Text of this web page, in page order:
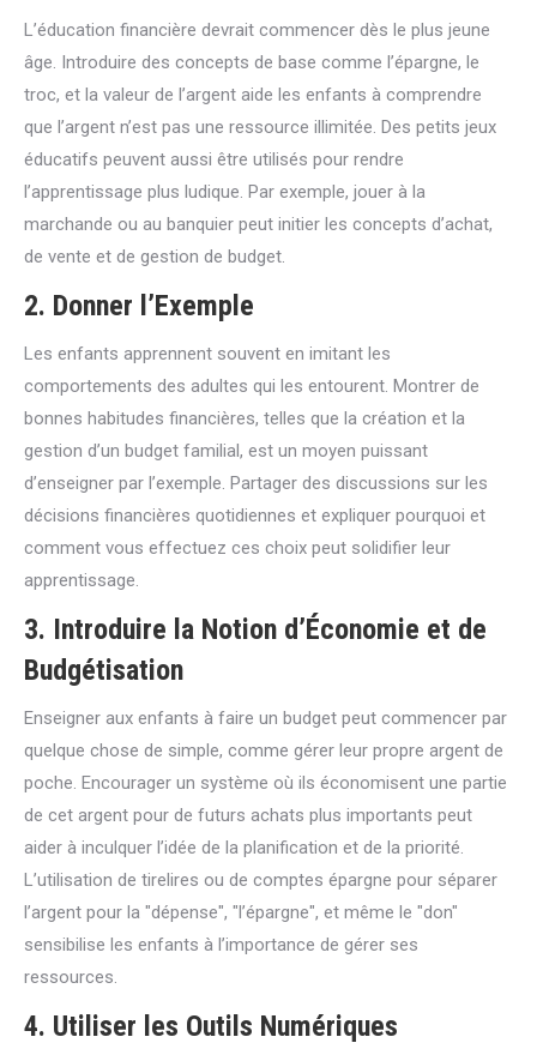
L’éducation financière devrait commencer dès le plus jeune
âge. Introduire des concepts de base comme l’épargne, le
troc, et la valeur de l’argent aide les enfants à comprendre
que l’argent n’est pas une ressource illimitée. Des petits jeux
éducatifs peuvent aussi être utilisés pour rendre
l’apprentissage plus ludique. Par exemple, jouer à la
marchande ou au banquier peut initier les concepts d’achat,
de vente et de gestion de budget.
2. Donner l’Exemple
Les enfants apprennent souvent en imitant les
comportements des adultes qui les entourent. Montrer de
bonnes habitudes financières, telles que la création et la
gestion d’un budget familial, est un moyen puissant
d’enseigner par l’exemple. Partager des discussions sur les
décisions financières quotidiennes et expliquer pourquoi et
comment vous effectuez ces choix peut solidifier leur
apprentissage.
3. Introduire la Notion d’Économie et de
Budgétisation
Enseigner aux enfants à faire un budget peut commencer par
quelque chose de simple, comme gérer leur propre argent de
poche. Encourager un système où ils économisent une partie
de cet argent pour de futurs achats plus importants peut
aider à inculquer l’idée de la planification et de la priorité.
L’utilisation de tirelires ou de comptes épargne pour séparer
l’argent pour la "dépense", "l’épargne", et même le "don"
sensibilise les enfants à l’importance de gérer ses
ressources.
4. Utiliser les Outils Numériques